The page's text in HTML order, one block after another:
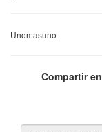
Unomasuno
Compartir